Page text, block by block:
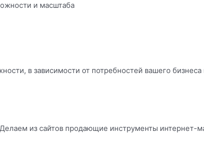
и масштаба
в зависимости от потребностей вашего
из сайтов продающие инструменты интернет-